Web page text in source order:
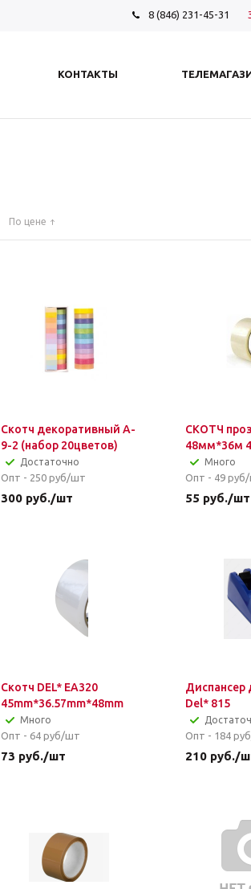
8 (846) 231-45-31
КОНТАКТЫ
По цене
Скотч декоративный A-
9-2 (набор 20цветов)
Достаточно
Опт - 250 руб/шт
300 руб./шт
СКОТЧ
48мм*36м
Много
Опт - 49
55 руб./шт
Скотч DEL* EA320
45mm*36.57mm*48mm
Много
Опт - 64 руб/шт
73 руб./шт
Диспансер
Del* 815
Опт - 184
210 руб./